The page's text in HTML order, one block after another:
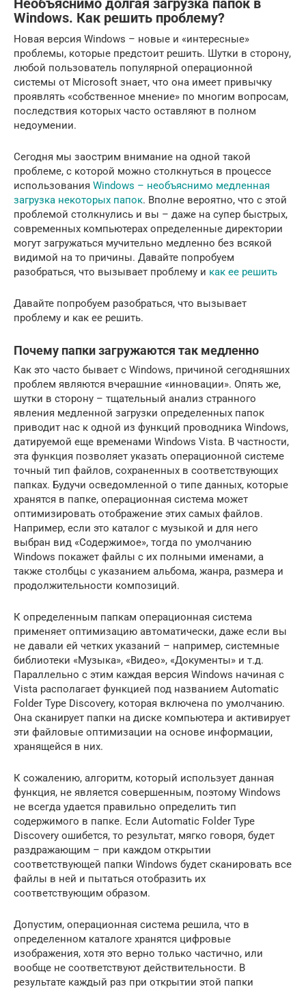
Необъяснимо долгая загрузка папок в
Windows. Как решить проблему?
Новая версия Windows – новые и «интересные»
проблемы, которые предстоит решить. Шутки в сторону,
любой пользователь популярной операционной
системы от Microsoft знает, что она имеет привычку
проявлять «собственное мнение» по многим вопросам,
последствия которых часто оставляют в полном
недоумении.
Сегодня мы заострим внимание на одной такой
проблеме, с которой можно столкнуться в процессе
использования Windows – необъяснимо медленная
загрузка некоторых папок. Вполне вероятно, что с этой
проблемой столкнулись и вы – даже на супер быстрых,
современных компьютерах определенные директории
могут загружаться мучительно медленно без всякой
видимой на то причины. Давайте попробуем
разобраться, что вызывает проблему и как ее решить
Давайте попробуем разобраться, что вызывает
проблему и как ее решить.
Почему папки загружаются так медленно
Как это часто бывает с Windows, причиной сегодняшних
проблем являются вчерашние «инновации». Опять же,
шутки в сторону – тщательный анализ странного
явления медленной загрузки определенных папок
приводит нас к одной из функций проводника Windows,
датируемой еще временами Windows Vista. В частности,
эта функция позволяет указать операционной системе
точный тип файлов, сохраненных в соответствующих
папках. Будучи осведомленной о типе данных, которые
хранятся в папке, операционная система может
оптимизировать отображение этих самых файлов.
Например, если это каталог с музыкой и для него
выбран вид «Содержимое», тогда по умолчанию
Windows покажет файлы с их полными именами, а
также столбцы с указанием альбома, жанра, размера и
продолжительности композиций.
К определенным папкам операционная система
применяет оптимизацию автоматически, даже если вы
не давали ей четких указаний – например, системные
библиотеки «Музыка», «Видео», «Документы» и т.д.
Параллельно с этим каждая версия Windows начиная с
Vista располагает функцией под названием Automatic
Folder Type Discovery, которая включена по умолчанию.
Она сканирует папки на диске компьютера и активирует
эти файловые оптимизации на основе информации,
хранящейся в них.
К сожалению, алгоритм, который использует данная
функция, не является совершенным, поэтому Windows
не всегда удается правильно определить тип
содержимого в папке. Если Automatic Folder Type
Discovery ошибется, то результат, мягко говоря, будет
раздражающим – при каждом открытии
соответствующей папки Windows будет сканировать все
файлы в ней и пытаться отобразить их
соответствующим образом.
Допустим, операционная система решила, что в
определенном каталоге хранятся цифровые
изображения, хотя это верно только частично, или
вообще не соответствуют действительности. В
результате каждый раз при открытии этой папки